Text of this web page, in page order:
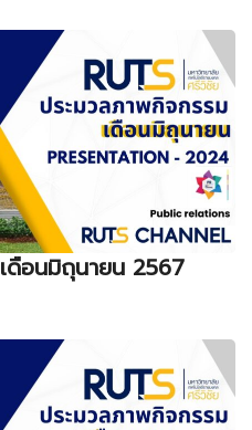
ดือนมิถุนายน 2567